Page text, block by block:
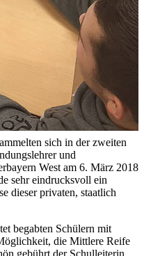
sich in der zweiten
und
West am 6. März 2018
sehr eindrucksvoll ein
dieser privaten, staatlich
begabten Schülern mit
die Mittlere Reife